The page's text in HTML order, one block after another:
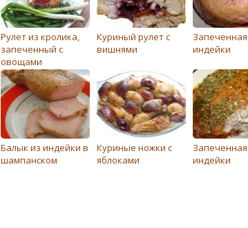
Рулет из кролика,
запеченный с
овощами
Куриный рулет с
вишнями
индейки
Балык из индейки в
шампанском
Куриные ножки с
яблоками
Запеченная
индейки